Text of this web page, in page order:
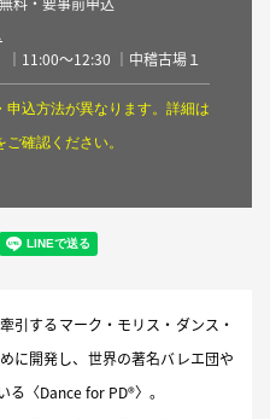
11:00〜12:30 ｜中稽古場１
込方法が異なります。詳細は
確認ください。
引するマーク・モリス・ダンス・
に開発し、世界の著名バレエ団や
〈Dance for PD®〉。